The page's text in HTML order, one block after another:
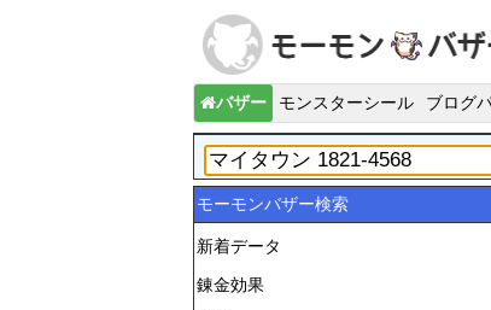
バザー モンスターシール ブログ
モーモンバザー検索
新着データ
錬金効果